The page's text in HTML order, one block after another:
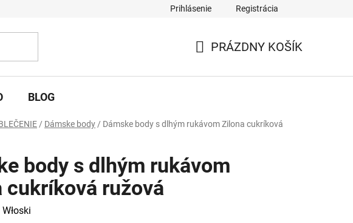
Prihlásenie Registrácia
PRÁZDNY KOŠÍK
BLOG
/ Dámske body / Dámske body s dlhým rukávom Zilona cukríková
body s dlhým rukávom
cukríková ružová